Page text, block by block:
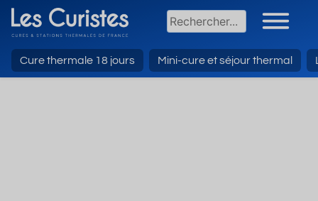
Cure thermale 18 jours Mini-cure et séjour thermal